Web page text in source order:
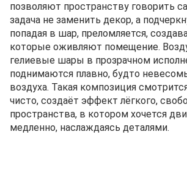
позволяют пространству говорить
задача не заменить декор, а
попадая в шар, преломляется,
которые оживляют помещение.
гелиевые шары в прозрачном
поднимаются плавно, будто
воздуха. Такая композиция
чисто, создаёт эффект лёгкого,
пространства, в котором хочется
медленно, наслаждаясь деталями.